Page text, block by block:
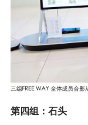
第四组：石头